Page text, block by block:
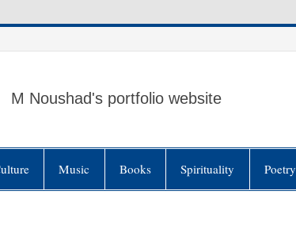
M Noushad's portfolio website
Music Books Spirituality Poetry